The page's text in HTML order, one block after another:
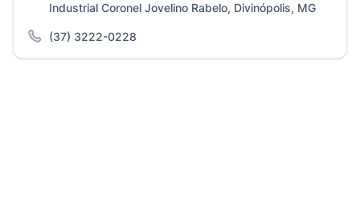
Industrial Coronel Jovelino Rabelo, Divinópolis, MG
(37) 3222-0228